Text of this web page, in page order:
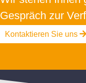
Gespräch zur
Kontaktieren Sie uns